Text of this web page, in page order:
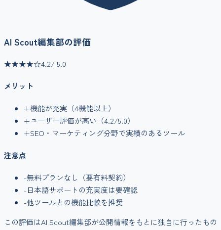
AI Scout編集部の評価
★★★★☆4.2/ 5.0
メリット
+機能が充実（4機能以上）
+ユーザー評価が高い（4.2/5.0）
+SEO・マーケティング分野で実績のあるツール
注意点
-無料プランなし（要有料契約）
-日本語サポートの充実度は要確認
-他ツールとの機能比較を推奨
この評価はAI Scout編集部が公開情報をもとに独自に行ったもの